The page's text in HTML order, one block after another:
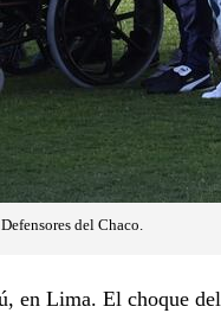
del Chaco.
en Lima. El choque del